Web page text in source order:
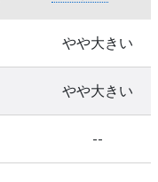
やや大きい
やや大きい
--